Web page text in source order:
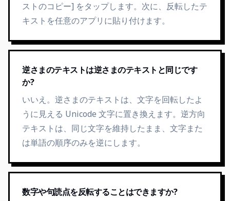
ストのコピー] をタップします。次に、反転したテ
キストを任意のアプリに貼り付けます。
逆さまのテキストは逆さまのテキストと同じです
か?
いいえ。逆さまのテキストは、文字を回転したよ
うに見える Unicode 文字に置き換えます。逆方向
テキストは、同じ文字を維持したまま、文字また
は単語の順序のみを逆にします。
数字や句読点を反転することはできますか?